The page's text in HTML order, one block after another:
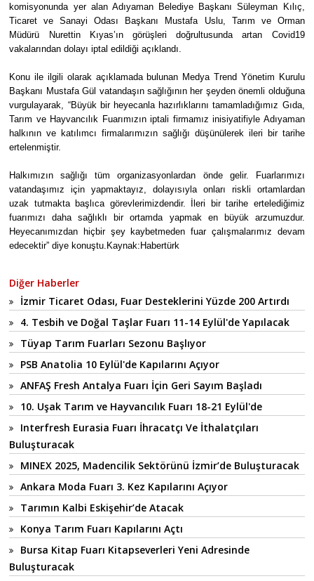
komisyonunda yer alan Adıyaman Belediye Başkanı Süleyman Kılıç,
Ticaret ve Sanayi Odası Başkanı Mustafa Uslu, Tarım ve Orman
Müdürü Nurettin Kıyas’ın görüşleri doğrultusunda artan Covid19
vakalarından dolayı iptal edildiği açıklandı.
Konu ile ilgili olarak açıklamada bulunan Medya Trend Yönetim Kurulu
Başkanı Mustafa Gül vatandaşın sağlığının her şeyden önemli olduğuna
vurgulayarak, “Büyük bir heyecanla hazırlıklarını tamamladığımız Gıda,
Tarım ve Hayvancılık Fuarımızın iptali firmamız inisiyatifiyle Adıyaman
halkının ve katılımcı firmalarımızın sağlığı düşünülerek ileri bir tarihe
ertelenmiştir.
Halkımızın sağlığı tüm organizasyonlardan önde gelir. Fuarlarımızı
vatandaşımız için yapmaktayız, dolayısıyla onları riskli ortamlardan
uzak tutmakta başlıca görevlerimizdendir. İleri bir tarihe ertelediğimiz
fuarımızı daha sağlıklı bir ortamda yapmak en büyük arzumuzdur.
Heyecanımızdan hiçbir şey kaybetmeden fuar çalışmalarımız devam
edecektir” diye konuştu.Kaynak:Habertürk
Diğer Haberler
İzmir Ticaret Odası, Fuar Desteklerini Yüzde 200 Artırdı
4. Tesbih ve Doğal Taşlar Fuarı 11-14 Eylül'de Yapılacak
Tüyap Tarım Fuarları Sezonu Başlıyor
PSB Anatolia 10 Eylül'de Kapılarını Açıyor
ANFAŞ Fresh Antalya Fuarı İçin Geri Sayım Başladı
10. Uşak Tarım ve Hayvancılık Fuarı 18-21 Eylül'de
Interfresh Eurasia Fuarı İhracatçı Ve İthalatçıları
Buluşturacak
MINEX 2025, Madencilik Sektörünü İzmir’de Buluşturacak
Ankara Moda Fuarı 3. Kez Kapılarını Açıyor
Tarımın Kalbi Eskişehir’de Atacak
Konya Tarım Fuarı Kapılarını Açtı
Bursa Kitap Fuarı Kitapseverleri Yeni Adresinde
Buluşturacak